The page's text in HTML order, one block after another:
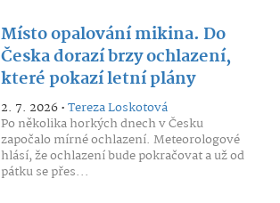
Místo opalování mikina. Do
Česka dorazí brzy ochlazení,
které pokazí letní plány
2. 7. 2026 •Tereza Loskotová
Po několika horkých dnech v Česku
započalo mírné ochlazení. Meteorologové
hlásí, že ochlazení bude pokračovat a už od
pátku se přes...